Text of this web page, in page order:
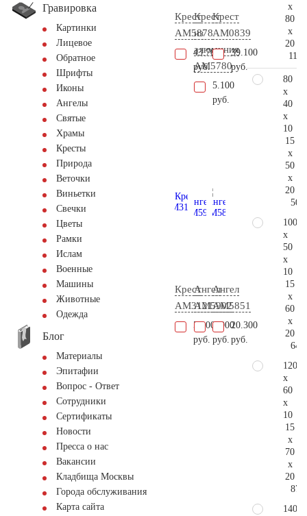
Гравировка
Картинки
Лицевое
Обратное
Шрифты
Иконы
Ангелы
Святые
Храмы
Кресты
Природа
Веточки
Виньетки
Свечки
Цветы
Рамки
Ислам
Военные
Машины
Животные
Одежда
Блог
Материалы
Эпитафии
Вопрос - Ответ
Сотрудники
Сертификаты
Новости
Пресса о нас
Вакансии
Кладбища Москвы
Города обслуживания
Карта сайта
Крест
AM5878
43.700
руб.
Крест
из
алюминия
AM5780
5.100
руб.
Крест
AM0839
39.100
руб.
Крест
AM3121
58.000
руб.
Ангел
AM5902
1.900
руб.
Ангел
AM5851
20.300
руб.
x
80
x
20
80
x
40
x
10
15
x
50
x
20
100
x
50
x
10
15
x
60
x
20
120
x
60
x
10
15
x
70
x
20
140